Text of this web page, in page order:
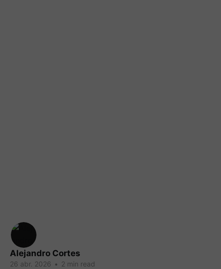
Alejandro Cortes
26 abr. 2026 • 2 min read